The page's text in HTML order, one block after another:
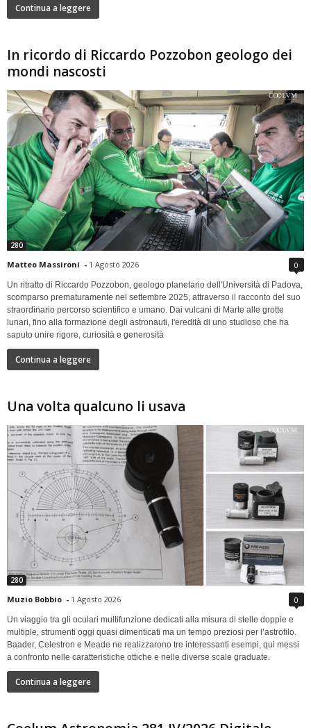
Continua a leggere
In ricordo di Riccardo Pozzobon geologo dei
mondi nascosti
280
Matteo Massironi - 1 Agosto 2026 0
Un ritratto di Riccardo Pozzobon, geologo planetario dell'Università di Padova,
scomparso prematuramente nel settembre 2025, attraverso il racconto del suo
straordinario percorso scientifico e umano. Dai vulcani di Marte alle grotte
lunari, fino alla formazione degli astronauti, l'eredità di uno studioso che ha
saputo unire rigore, curiosità e generosità
Continua a leggere
Una volta qualcuno li usava
280
Muzio Bobbio - 1 Agosto 2026 0
Un viaggio tra gli oculari multifunzione dedicati alla misura di stelle doppie e
multiple, strumenti oggi quasi dimenticati ma un tempo preziosi per l’astrofilo.
Baader, Celestron e Meade ne realizzarono tre interessanti esempi, qui messi
a confronto nelle caratteristiche ottiche e nelle diverse scale graduate.
Continua a leggere